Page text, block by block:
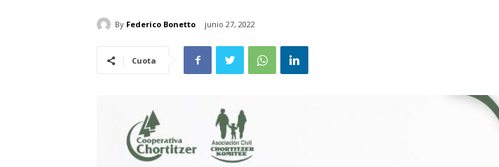
By Federico Bonetto junio 27, 2022
Cuota